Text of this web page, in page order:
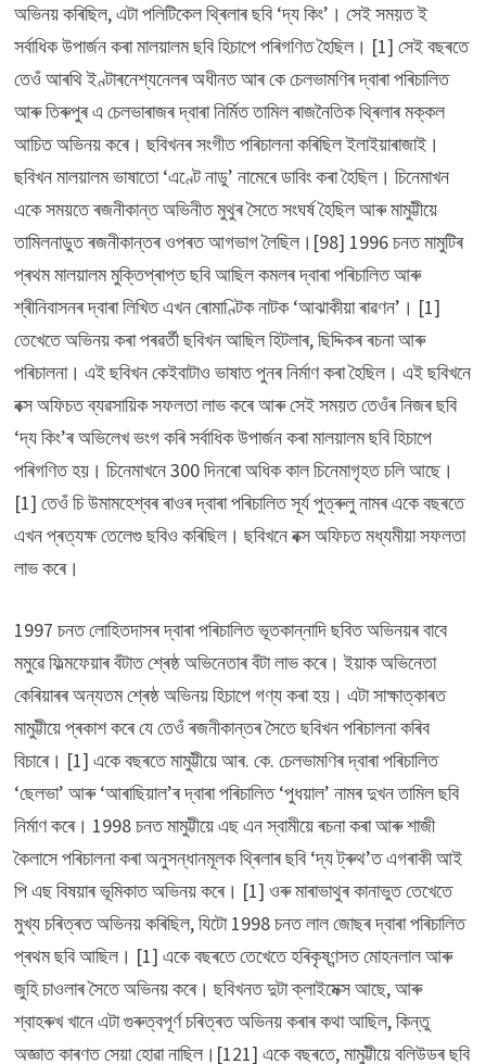
অভিনয় কৰিছিল, এটা পলিটিকেল থ্ৰিলাৰ ছবি ‘দ্য কিং’। সেই সময়ত ই
সৰ্বাধিক উপাৰ্জন কৰা মালয়ালম ছবি হিচাপে পৰিগণিত হৈছিল। [1] সেই বছৰতে
তেওঁ আৰথি ইণ্টাৰনেশ্যনেলৰ অধীনত আৰ কে চেলভামণিৰ দ্বাৰা পৰিচালিত
আৰু তিৰুপুৰ এ চেলভাৰাজৰ দ্বাৰা নিৰ্মিত তামিল ৰাজনৈতিক থ্ৰিলাৰ মক্কল
আচিত অভিনয় কৰে। ছবিখনৰ সংগীত পৰিচালনা কৰিছিল ইলাইয়াৰাজাই।
ছবিখন মালয়ালম ভাষাতো ‘এণ্টে নাডু’ নামেৰে ডাবিং কৰা হৈছিল। চিনেমাখন
একে সময়তে ৰজনীকান্ত অভিনীত মুথুৰ সৈতে সংঘৰ্ষ হৈছিল আৰু মামুট্টীয়ে
তামিলনাডুত ৰজনীকান্তৰ ওপৰত আগভাগ লৈছিল।[98] 1996 চনত মামুটিৰ
প্ৰথম মালয়ালম মুক্তিপ্ৰাপ্ত ছবি আছিল কমলৰ দ্বাৰা পৰিচালিত আৰু
শ্ৰীনিবাসনৰ দ্বাৰা লিখিত এখন ৰোমাণ্টিক নাটক ‘আঝাকীয়া ৰাৱণন’। [1]
তেখেতে অভিনয় কৰা পৰৱৰ্তী ছবিখন আছিল হিটলাৰ, ছিদ্দিকৰ ৰচনা আৰু
পৰিচালনা। এই ছবিখন কেইবাটাও ভাষাত পুনৰ নিৰ্মাণ কৰা হৈছিল। এই ছবিখনে
বক্স অফিচত ব্যৱসায়িক সফলতা লাভ কৰে আৰু সেই সময়ত তেওঁৰ নিজৰ ছবি
‘দ্য কিং’ৰ অভিলেখ ভংগ কৰি সৰ্বাধিক উপাৰ্জন কৰা মালয়ালম ছবি হিচাপে
পৰিগণিত হয়। চিনেমাখনে 300 দিনৰো অধিক কাল চিনেমাগৃহত চলি আছে।
[1] তেওঁ চি উমামহেশ্বৰ ৰাওৰ দ্বাৰা পৰিচালিত সূৰ্য পুত্ৰুলু নামৰ একে বছৰতে
এখন প্ৰত্যক্ষ তেলেগু ছবিও কৰিছিল। ছবিখনে বক্স অফিচত মধ্যমীয়া সফলতা
লাভ কৰে।
1997 চনত লোহিতদাসৰ দ্বাৰা পৰিচালিত ভূতকান্নাদি ছবিত অভিনয়ৰ বাবে
মমুৱে ফিল্মফেয়াৰ বঁটাত শ্ৰেষ্ঠ অভিনেতাৰ বঁটা লাভ কৰে। ইয়াক অভিনেতা
কেৰিয়াৰৰ অন্যতম শ্ৰেষ্ঠ অভিনয় হিচাপে গণ্য কৰা হয়। এটা সাক্ষাত্কাৰত
মামুট্টীয়ে প্ৰকাশ কৰে যে তেওঁ ৰজনীকান্তৰ সৈতে ছবিখন পৰিচালনা কৰিব
বিচাৰে। [1] একে বছৰতে মামুট্টীয়ে আৰ. কে. চেলভামণিৰ দ্বাৰা পৰিচালিত
‘ছেলভা’ আৰু ‘আৰাছিয়াল’ৰ দ্বাৰা পৰিচালিত ‘পুধয়াল’ নামৰ দুখন তামিল ছবি
নিৰ্মাণ কৰে। 1998 চনত মামুট্টীয়ে এছ এন স্বামীয়ে ৰচনা কৰা আৰু শাজী
কৈলাসে পৰিচালনা কৰা অনুসন্ধানমূলক থ্ৰিলাৰ ছবি ‘দ্য ট্ৰুথ’ত এগৰাকী আই
পি এছ বিষয়াৰ ভূমিকাত অভিনয় কৰে। [1] ওৰু মাৰাভাথুৰ কানাভুত তেখেতে
মুখ্য চৰিত্ৰত অভিনয় কৰিছিল, যিটো 1998 চনত লাল জোছৰ দ্বাৰা পৰিচালিত
প্ৰথম ছবি আছিল। [1] একে বছৰতে তেখেতে হৰিকৃষ্ণন্সত মোহনলাল আৰু
জুহি চাওলাৰ সৈতে অভিনয় কৰে। ছবিখনত দুটা ক্লাইমেক্স আছে, আৰু
শ্বাহৰুখ খানে এটা গুৰুত্বপূৰ্ণ চৰিত্ৰত অভিনয় কৰাৰ কথা আছিল, কিন্তু
অজ্ঞাত কাৰণত সেয়া হোৱা নাছিল।[121] একে বছৰতে, মামুট্টীয়ে বলিউডৰ ছবি